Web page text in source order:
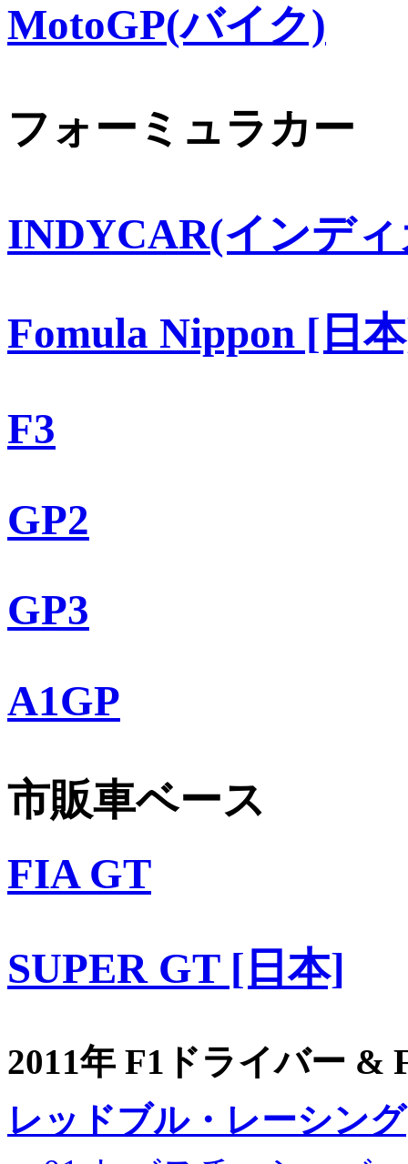
MotoGP(バイク)
フォーミュラカー
INDYCAR(インデ
Fomula Nippon [日
F3
GP2
GP3
A1GP
市販車ベース
FIA GT
SUPER GT [日本]
2011年 F1ドライバー &
レッドブル・レーシング